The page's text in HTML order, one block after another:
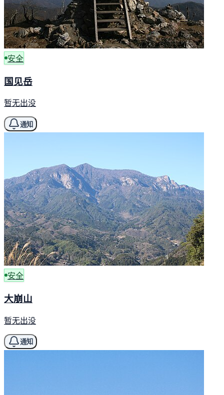
安全
国见岳
暂无出没
通知
安全
大崩山
暂无出没
通知